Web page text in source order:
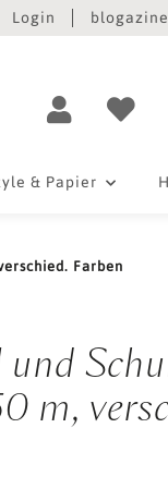
Login
& Papier
Farben
m,